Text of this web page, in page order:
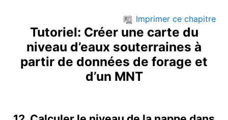
Imprimer ce chapitre
Tutoriel: Créer une carte du
niveau d’eaux souterraines à
partir de données de forage et
d’un MNT